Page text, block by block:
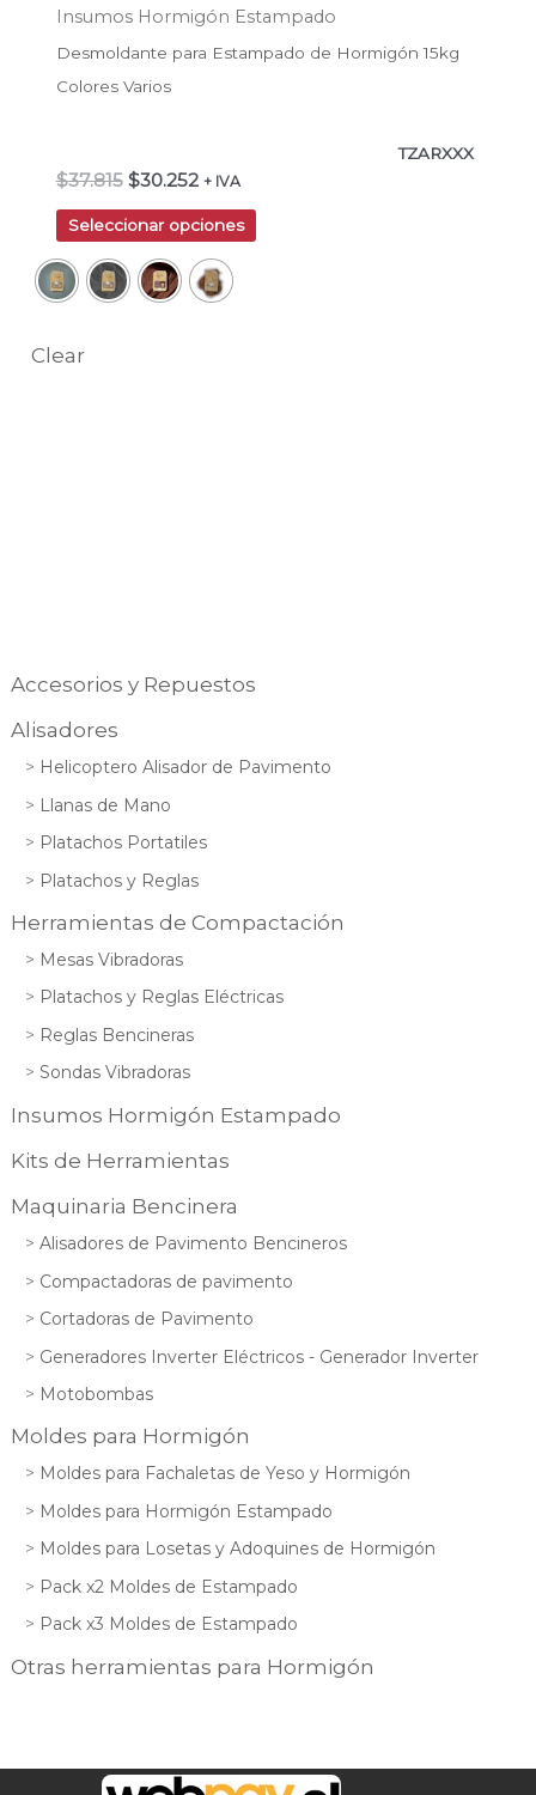
Accesorios y Repuestos
Alisadores
Helicoptero Alisador de Pavimento
Llanas de Mano
Platachos Portatiles
Platachos y Reglas
Herramientas de Compactación
Mesas Vibradoras
Platachos y Reglas Eléctricas
Reglas Bencineras
Sondas Vibradoras
Insumos Hormigón Estampado
Kits de Herramientas
Maquinaria Bencinera
Alisadores de Pavimento Bencineros
Compactadoras de pavimento
Cortadoras de Pavimento
Generadores Inverter Eléctricos - Generador Inverter
Motobombas
Moldes para Hormigón
Moldes para Fachaletas de Yeso y Hormigón
Moldes para Hormigón Estampado
Moldes para Losetas y Adoquines de Hormigón
Pack x2 Moldes de Estampado
Pack x3 Moldes de Estampado
Otras herramientas para Hormigón
Insumos Hormigón Estampado
Desmoldante para Estampado de Hormigón 15kg
Colores Varios
TZARXXX
$37.815 $30.252 + IVA
Seleccionar opciones
Clear